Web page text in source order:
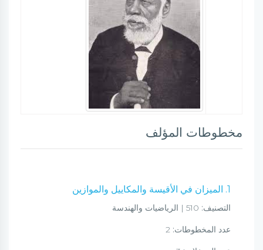
مخطوطات المؤلف
1. الميزان في الأقيسة والمكاييل والموازين
التصنيف:
عدد المخطوطات: